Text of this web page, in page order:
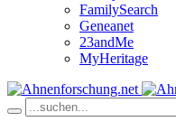
FamilySearch
Geneanet
23andMe
MyHeritage